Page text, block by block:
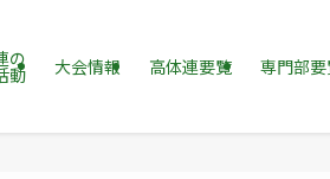
の
動 大会情報 高体連要覧 専門部